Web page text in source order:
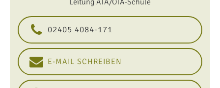
Leitung ATA/OTA-Schule
02405 4084-171
E-MAIL SCHREIBEN